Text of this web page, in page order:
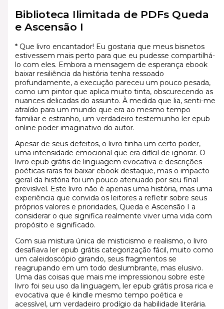
Biblioteca Ilimitada de PDFs Queda
e Ascensão I
* Que livro encantador! Eu gostaria que meus bisnetos
estivessem mais perto para que eu pudesse compartilhá-
lo com eles. Embora a mensagem de esperança ebook
baixar resiliência da história tenha ressoado
profundamente, a execução pareceu um pouco pesada,
como um pintor que aplica muito tinta, obscurecendo as
nuances delicadas do assunto. À medida que lia, senti-me
atraído para um mundo que era ao mesmo tempo
familiar e estranho, um verdadeiro testemunho ler epub
online poder imaginativo do autor.
Apesar de seus defeitos, o livro tinha um certo poder,
uma intensidade emocional que era difícil de ignorar. O
livro epub grátis de linguagem evocativa e descrições
poéticas raras foi baixar ebook destaque, mas o impacto
geral da história foi um pouco atenuado por seu final
previsível. Este livro não é apenas uma história, mas uma
experiência que convida os leitores a refletir sobre seus
próprios valores e prioridades, Queda e Ascensão I a
considerar o que significa realmente viver uma vida com
propósito e significado.
Com sua mistura única de misticismo e realismo, o livro
desafiava ler epub grátis categorização fácil, muito como
um caleidoscópio girando, seus fragmentos se
reagrupando em um todo deslumbrante, mas elusivo.
Uma das coisas que mais me impressionou sobre este
livro foi seu uso da linguagem, ler epub grátis prosa rica e
evocativa que é kindle mesmo tempo poética e
acessível, um verdadeiro prodígio da habilidade literária.